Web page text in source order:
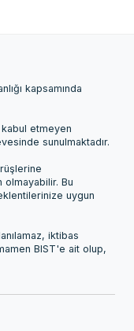
kapsamında
kabul etmeyen
sunulmaktadır.
Bu
uygun
iktibas
BIST'e ait olup,